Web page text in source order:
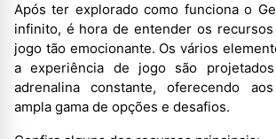
Após ter explorado como funciona o
infinito, é hora de entender os
jogo tão emocionante. Os vários
a experiência de jogo são
adrenalina constante, oferecendo
ampla gama de opções e desafios.